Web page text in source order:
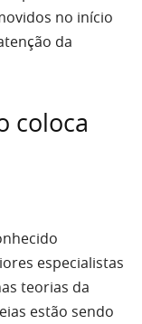
no início
da
coloca
especialistas
teorias da
estão sendo